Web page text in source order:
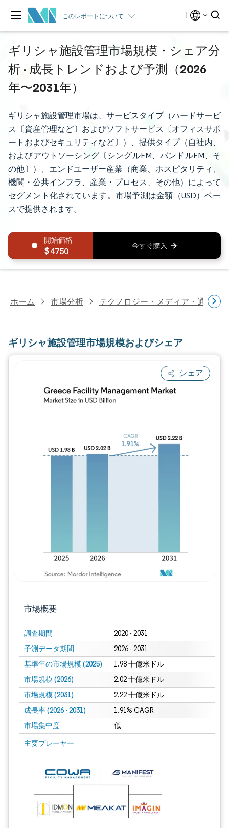
このレポートについて
ギリシャ施設管理市場規模・シェア分
析 - 成長トレンドおよび予測（2026
年〜2031年）
ギリシャ施設管理市場は、サービスタイプ（ハードサービ
ス〔資産管理など〕およびソフトサービス〔オフィスサポ
ートおよびセキュリティなど〕）、提供タイプ（自社内、
およびアウトソーシング〔シングルFM、バンドルFM、そ
の他〕）、エンドユーザー産業（商業、ホスピタリティ、
機関・公共インフラ、産業・プロセス、その他）によって
セグメント化されています。市場予測は金額（USD）ベー
スで提供されます。
4750
ホーム 市場分析 テクノロジー・メディア・通信研
ギリシャ施設管理市場規模およびシェア
シェア
市場概要
調査期間 2020 - 2031
予測データ期間 2026 - 2031
基準年の市場規模 (2025) 1.98 十億米ドル
市場規模 (2026) 2.02 十億米ドル
市場規模 (2031) 2.22 十億米ドル
成長率 (2026 - 2031) 1.91% CAGR
市場集中度 低
主要プレーヤー
画像 © Mordor Intelligence。再利用にはCC BY 4.0の表示が必要です。